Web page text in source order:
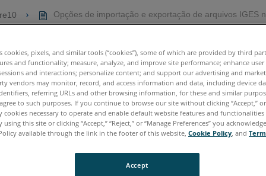
Opções de importação e exportação de arquivos IGES
de arquivos
cookies, pixels, and similar tools (“cookies”), some of which are provided by third
and functionality; measure, analyze, and improve site performance; enhance user
and interactions; personalize content; and support our advertising and
vendors may monitor, record, and access information and data, including device
referring URLs and other browsing information, for these and similar
to such purposes. If you continue to browse our site without clicking “Accept,”
cookies necessary to operate and enable default website features and
using this site or clicking “Accept,” “Reject,” or “Manage Preferences” you
available through the link in the footer of this website, Cookie Policy, and
Accept